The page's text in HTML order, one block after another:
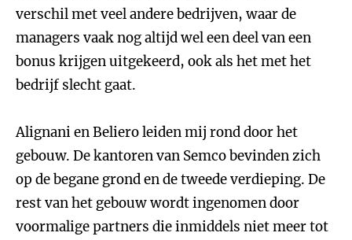
verschil met veel andere bedrijven, waar de
managers vaak nog altijd wel een deel van een
bonus krijgen uitgekeerd, ook als het met het
bedrijf slecht gaat.
Alignani en Beliero leiden mij rond door het
gebouw. De kantoren van Semco bevinden zich
op de begane grond en de tweede verdieping. De
rest van het gebouw wordt ingenomen door
voormalige partners die inmiddels niet meer tot